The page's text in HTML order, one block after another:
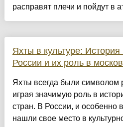
расправят плечи и пойдут в
Яхты в культуре: История
России и их роль в
Яхты всегда были символом
играя значимую роль в
стран. В России, и особенно
нашли свое место в